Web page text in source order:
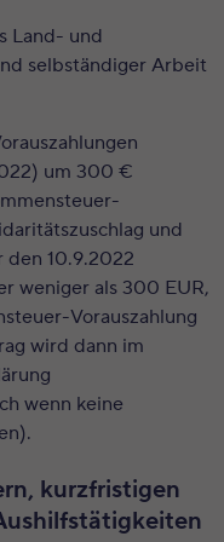
Land- und
selbständiger Arbeit
um 300 €
und
den 10.9.2022
weniger als 300 EUR,
Vorauszahlung
wird dann im
wenn keine
kurzfristigen